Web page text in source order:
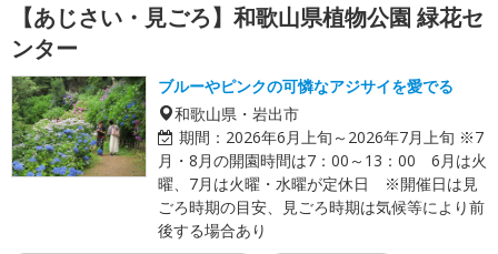
【あじさい・見ごろ】和歌山県植物公園 緑花セ
ンター
ブルーやピンクの可憐なアジサイを愛でる
和歌山県・岩出市
期間： 2026年6月上旬～2026年7月上旬 ※7
月・8月の開園時間は7：00～13：00 6月は火
曜、7月は火曜・水曜が定休日 ※開催日は見
ごろ時期の目安、見ごろ時期は気候等により前
後する場合あり